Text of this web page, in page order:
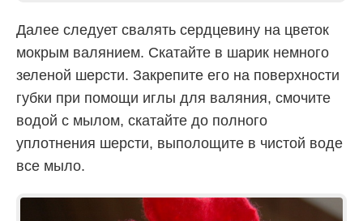
Далее следует свалять сердцевину на цветок
мокрым валянием. Скатайте в шарик немного
зеленой шерсти. Закрепите его на поверхности
губки при помощи иглы для валяния, смочите
водой с мылом, скатайте до полного
уплотнения шерсти, выполощите в чистой воде
все мыло.